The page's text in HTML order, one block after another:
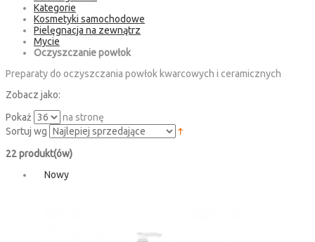
Kategorie
Kosmetyki samochodowe
Pielęgnacja na zewnątrz
Mycie
Oczyszczanie powłok
Preparaty do oczyszczania powłok kwarcowych i ceramicznych
Zobacz jako:
Pokaż
na stronę
Sortuj wg
22 produkt(ów)
Nowy